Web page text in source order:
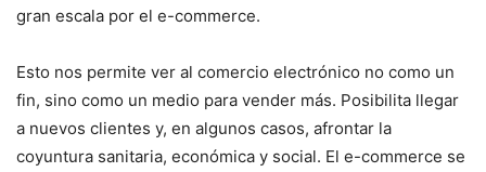
gran escala por el e-commerce.
Esto nos permite ver al comercio electrónico no como un
fin, sino como un medio para vender más. Posibilita llegar
a nuevos clientes y, en algunos casos, afrontar la
coyuntura sanitaria, económica y social. El e-commerce se